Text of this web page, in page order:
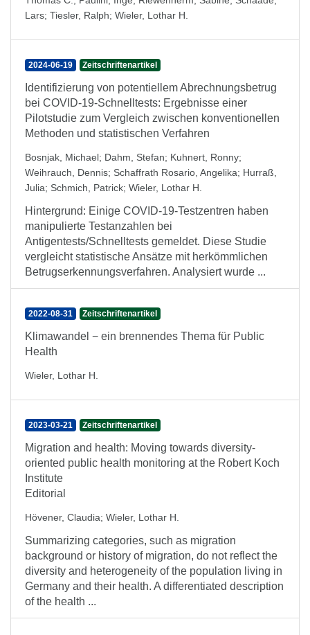
Lars; Tiesler, Ralph; Wieler, Lothar H.
2024-06-19 Zeitschriftenartikel
Identifizierung von potentiellem Abrechnungsbetrug
bei COVID-19-Schnelltests: Ergebnisse einer
Pilotstudie zum Vergleich zwischen konventionellen
Methoden und statistischen Verfahren
Bosnjak, Michael; Dahm, Stefan; Kuhnert, Ronny;
Weihrauch, Dennis; Schaffrath Rosario, Angelika; Hurraß,
Julia; Schmich, Patrick; Wieler, Lothar H.
Hintergrund: Einige COVID-19-Testzentren haben
manipulierte Testanzahlen bei
Antigentests/Schnelltests gemeldet. Diese Studie
vergleicht statistische Ansätze mit herkömmlichen
Betrugserkennungsverfahren. Analysiert wurde ...
2022-08-31 Zeitschriftenartikel
Klimawandel − ein brennendes Thema für Public
Health
Wieler, Lothar H.
2023-03-21 Zeitschriftenartikel
Migration and health: Moving towards diversity-
oriented public health monitoring at the Robert Koch
Institute
Editorial
Hövener, Claudia; Wieler, Lothar H.
Summarizing categories, such as migration
background or history of migration, do not reflect the
diversity and heterogeneity of the population living in
Germany and their health. A differentiated description
of the health ...